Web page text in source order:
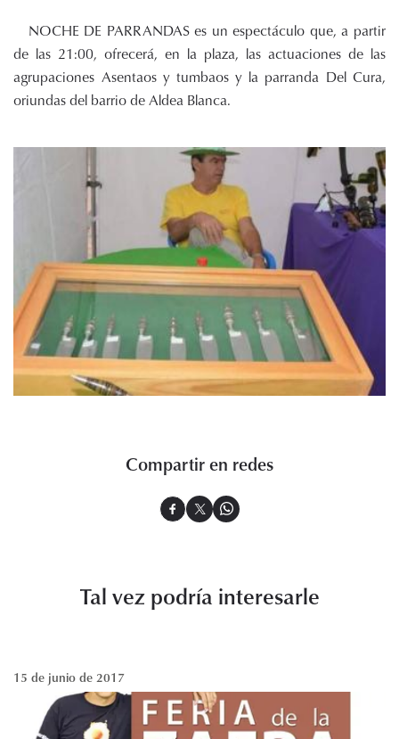
NOCHE DE PARRANDAS es un espectáculo que, a partir
de las 21:00, ofrecerá, en la plaza, las actuaciones de las
agrupaciones Asentaos y tumbaos y la parranda Del Cura,
oriundas del barrio de Aldea Blanca.
Compartir en redes
Tal vez podría interesarle
15 de junio de 2017